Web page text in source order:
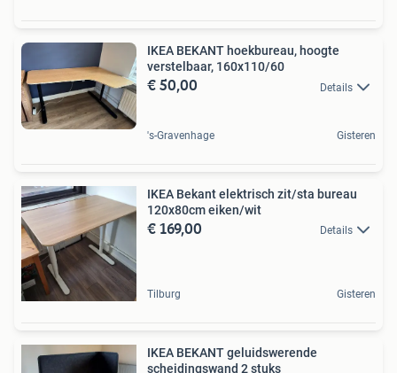
IKEA BEKANT hoekbureau, hoogte
verstelbaar, 160x110/60
€ 50,00 Details
's-Gravenhage Gisteren
IKEA Bekant elektrisch zit/sta bureau
120x80cm eiken/wit
€ 169,00 Details
Tilburg Gisteren
IKEA BEKANT geluidswerende
scheidingswand 2 stuks